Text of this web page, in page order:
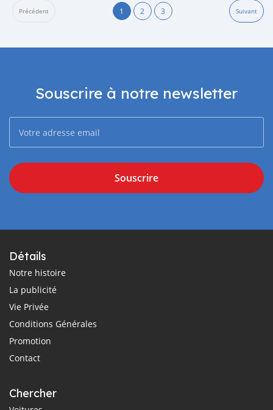
Précédent 1 2 3 Suivant
Souscrire à notre newsletter
Souscrire
Détails
Notre histoire
La publicité
Vie Privée
Conditions Générales
Promotion
Contact
Chercher